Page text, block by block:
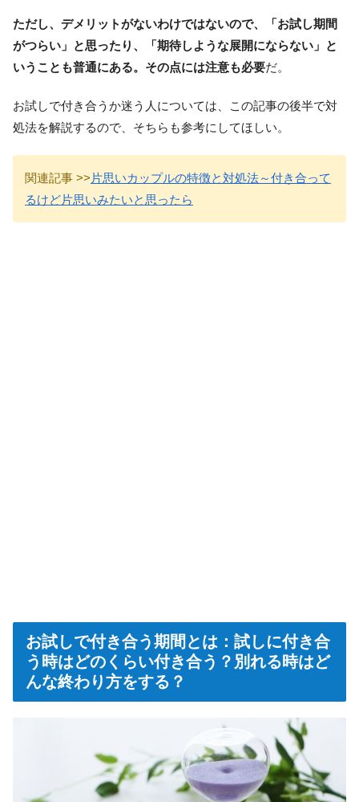
ただし、デメリットがないわけではないので、「お試し期間
がつらい」と思ったり、「期待しような展開にならない」と
いうことも普通にある。その点には注意も必要だ。
お試しで付き合うか迷う人については、この記事の後半で対
処法を解説するので、そちらも参考にしてほしい。
関連記事 >> 片思いカップルの特徴と対処法～付き合って
るけど片思いみたいと思ったら
お試しで付き合う期間とは：試しに付き合
う時はどのくらい付き合う？別れる時はど
んな終わり方をする？